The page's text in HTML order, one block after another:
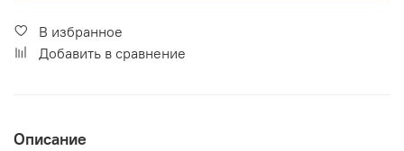
В избранное
Добавить в сравнение
Описание